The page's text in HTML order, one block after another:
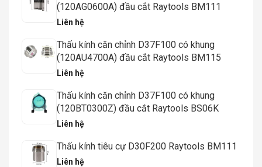
(120AG0600A) đầu cắt Raytools BM111
Liên hệ
Thấu kính căn chỉnh D37F100 có khung
(120AU4700A) đầu cắt Raytools BM115
Liên hệ
Thấu kính căn chỉnh D37F100 có khung
(120BT0300Z) đầu cắt Raytools BS06K
Liên hệ
Thấu kính tiêu cự D30F200 Raytools BM111
Liên hệ